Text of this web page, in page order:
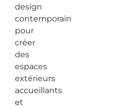
design
contemporain
pour
créer
des
espaces
extérieurs
accueillants
et